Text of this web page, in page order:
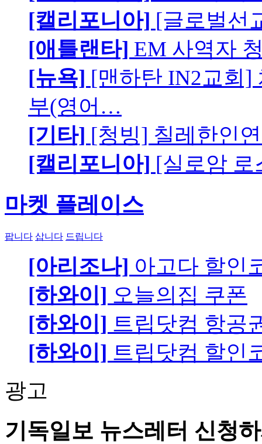
[캘리포니아] [글로벌선
[애틀랜타] EM 사역자
[뉴욕] [맨하탄 IN2교회]
부(영어…
[기타] [청빙] 칠레한인
[캘리포니아] [실로암 로
마켓 플레이스
팝니다 삽니다 드립니다
[아리조나] 아고다 할인
[하와이] 오늘의집 쿠폰
[하와이] 트립닷컴 항공
[하와이] 트립닷컴 할인
광고
기독일보 뉴스레터 신청